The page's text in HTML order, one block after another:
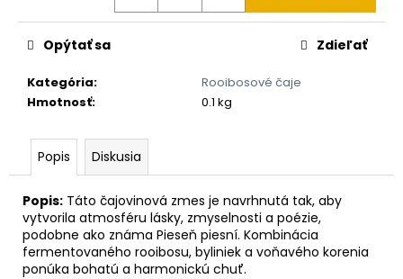
Kategória:
Rooibosové čaje
Hmotnosť: 0.1 kg
Opýtať sa Zdieľať
Popis Diskusia
Popis: Táto čajovinová zmes je navrhnutá tak, aby
vytvorila atmosféru lásky, zmyselnosti a poézie,
podobne ako známa Pieseň piesní. Kombinácia
fermentovaného rooibosu, byliniek a voňavého korenia
ponúka bohatú a harmonickú chuť.
o
č
a
PREBUĎ
SVOJU
ENERGIU
30
€